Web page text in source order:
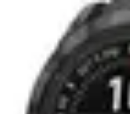
Services Sécurité
Choix du service
Choix
ÉvénementsTypes de
Services Sécurité